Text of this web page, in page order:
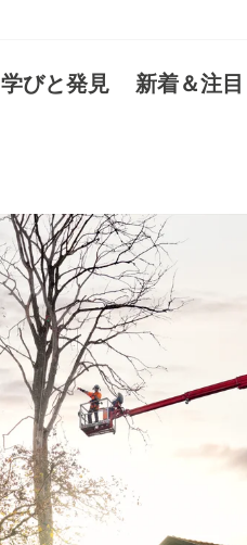
学びと発見 新着＆注目